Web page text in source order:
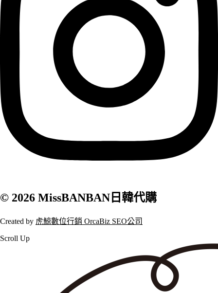
© 2026 MissBANBAN日韓代購
Created by 虎鯨數位行銷 OrcaBiz SEO公司
Scroll Up